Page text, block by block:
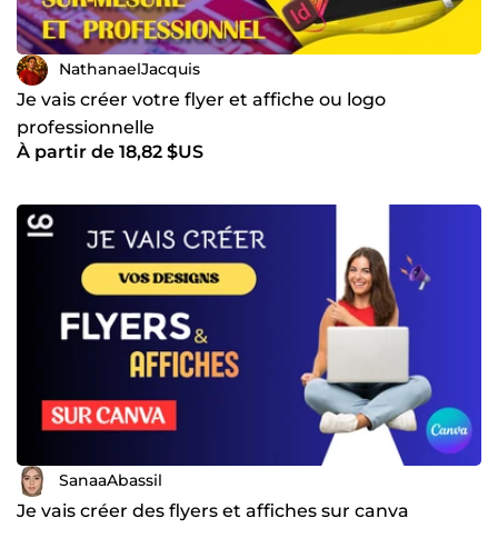
NathanaelJacquis
Je vais créer votre flyer et affiche ou logo
professionnelle
À partir de 18,82 $US
SanaaAbassil
Je vais créer des flyers et affiches sur canva